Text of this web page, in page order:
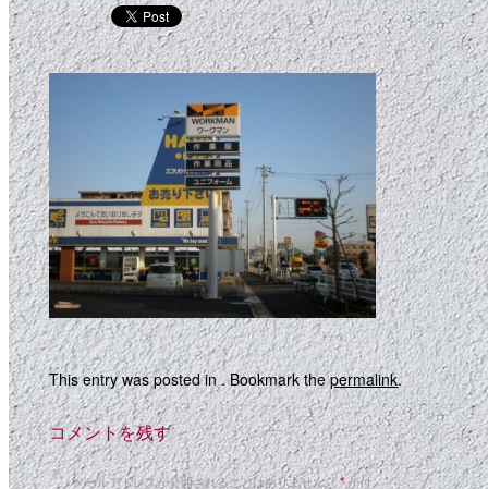
This entry was posted in . Bookmark thepermalink.
コメントを残す
メールアドレスが公開されることはありません。*が付